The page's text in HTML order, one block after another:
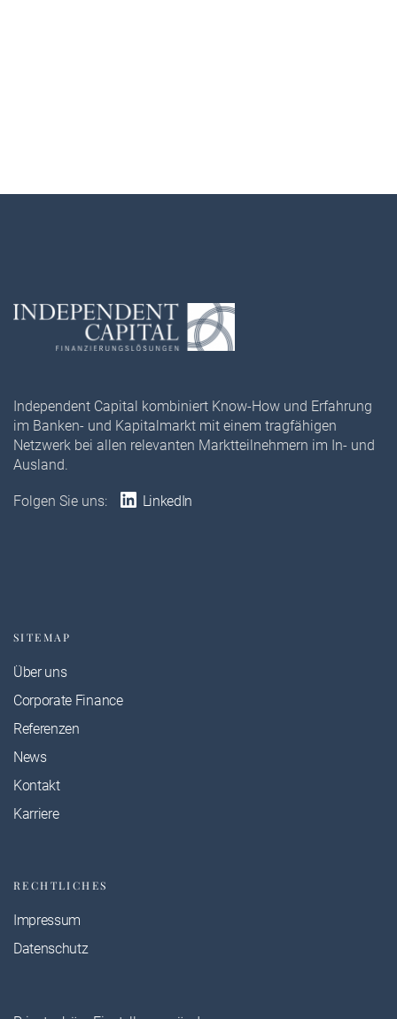
Independent Capital kombiniert Know-How und Erfahrung
im Banken- und Kapitalmarkt mit einem tragfähigen
Netzwerk bei allen relevanten Marktteilnehmern im In- und
Ausland.
Folgen Sie uns: LinkedIn
SITEMAP
Über uns
Corporate Finance
Referenzen
News
Kontakt
Karriere
RECHTLICHES
Impressum
Datenschutz